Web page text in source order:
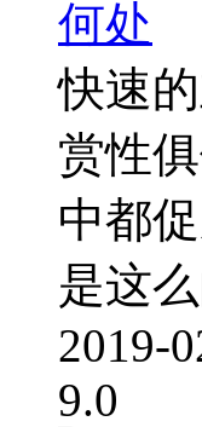
何处
快速
赏性
中都
是这
2019-
9.0